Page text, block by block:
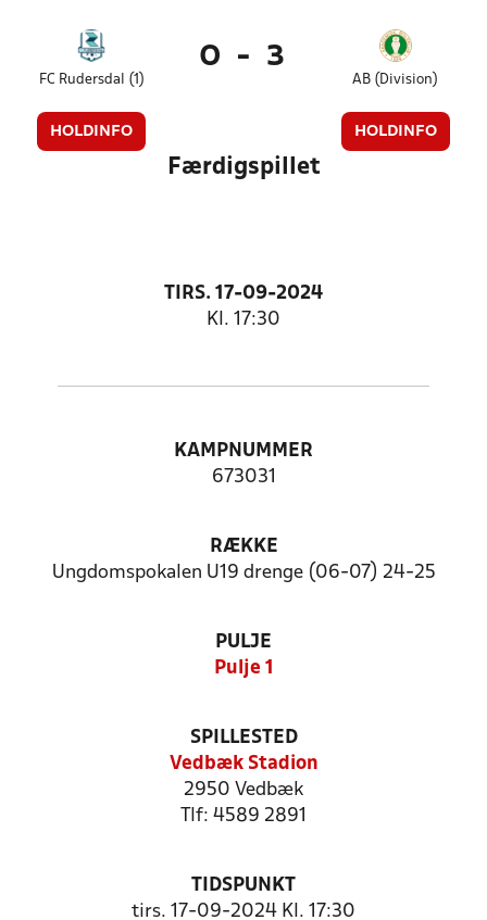
FC Rudersdal (1)
HOLDINFO
0 - 3
AB (Division)
HOLDINFO
Færdigspillet
TIRS. 17-09-2024
Kl. 17:30
KAMPNUMMER
673031
RÆKKE
Ungdomspokalen U19 drenge (06-07) 24-25
PULJE
Pulje 1
SPILLESTED
Vedbæk Stadion
2950 Vedbæk
Tlf: 4589 2891
TIDSPUNKT
tirs. 17-09-2024 Kl. 17:30